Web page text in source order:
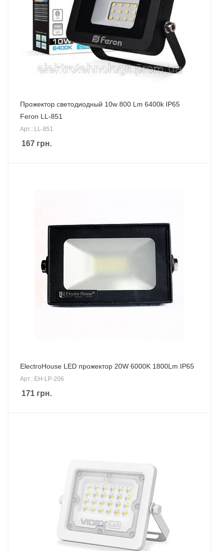
Прожектор светодиодный 10w 800 Lm 6400k IP65
Feron LL-851
Арт.: LL-851
167 грн.
ElectroHouse LED прожектор 20W 6000K 1800Lm IP65
Арт.: EH-LP-206
171 грн.